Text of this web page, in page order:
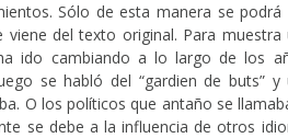
Sólo de esta manera se
viene del texto original. Para
ido cambiando a lo largo de los
se habló del “gardien de buts”
O los políticos que antaño se
se debe a la influencia de otros